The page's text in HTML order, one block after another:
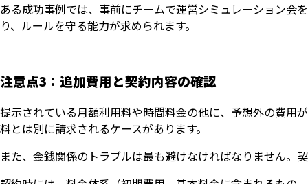
ある成功事例では、事前にチームで運営シミュレーション会
り、ルールを守る能力が求められます。
注意点3：追加費用と契約内容の確認
提示されている月額利用料や時間料金の他に、予想外の費用
料とは別に請求されるケースがあります。
また、金銭関係のトラブルは最も避けなければなりません。